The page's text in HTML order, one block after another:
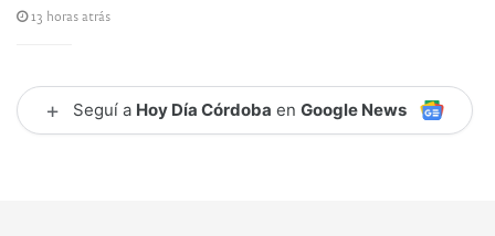
13 horas atrás
+ Seguí a Hoy Día Córdoba en Google News